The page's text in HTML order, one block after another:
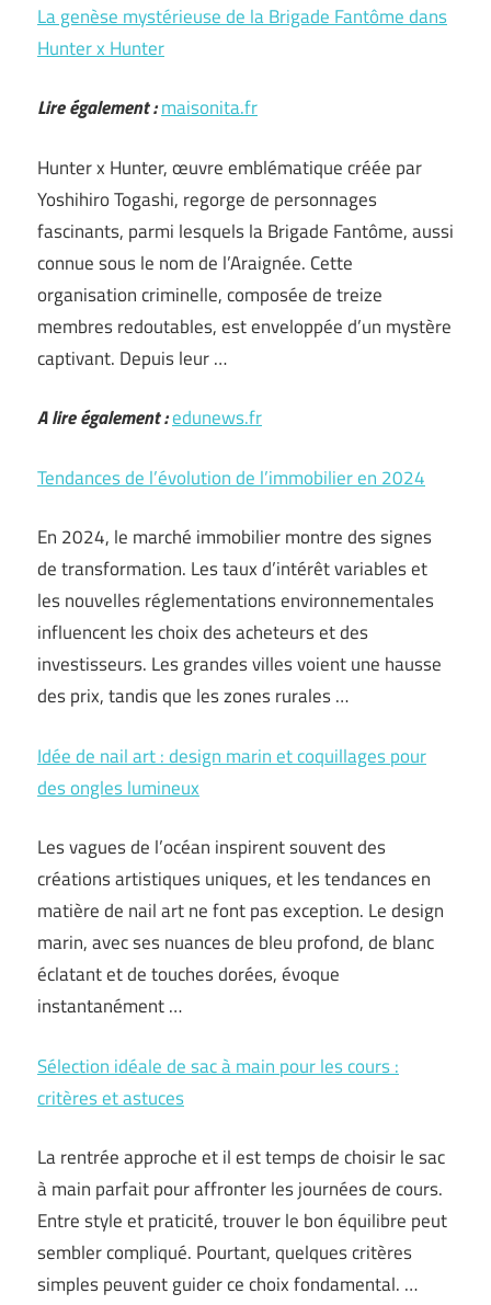
La genèse mystérieuse de la Brigade Fantôme dans
Hunter x Hunter
Lire également :maisonita.fr
Hunter x Hunter, œuvre emblématique créée par
Yoshihiro Togashi, regorge de personnages
fascinants, parmi lesquels la Brigade Fantôme, aussi
connue sous le nom de l’Araignée. Cette
organisation criminelle, composée de treize
membres redoutables, est enveloppée d’un mystère
captivant. Depuis leur …
A lire également :edunews.fr
Tendances de l’évolution de l’immobilier en 2024
En 2024, le marché immobilier montre des signes
de transformation. Les taux d’intérêt variables et
les nouvelles réglementations environnementales
influencent les choix des acheteurs et des
investisseurs. Les grandes villes voient une hausse
des prix, tandis que les zones rurales …
Idée de nail art : design marin et coquillages pour
des ongles lumineux
Les vagues de l’océan inspirent souvent des
créations artistiques uniques, et les tendances en
matière de nail art ne font pas exception. Le design
marin, avec ses nuances de bleu profond, de blanc
éclatant et de touches dorées, évoque
instantanément …
Sélection idéale de sac à main pour les cours :
critères et astuces
La rentrée approche et il est temps de choisir le sac
à main parfait pour affronter les journées de cours.
Entre style et praticité, trouver le bon équilibre peut
sembler compliqué. Pourtant, quelques critères
simples peuvent guider ce choix fondamental. …